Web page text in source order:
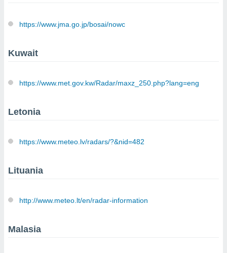
https://www.jma.go.jp/bosai/nowc
Kuwait
https://www.met.gov.kw/Radar/maxz_250.php?lang=eng
Letonia
https://www.meteo.lv/radars/?&nid=482
Lituania
http://www.meteo.lt/en/radar-information
Malasia